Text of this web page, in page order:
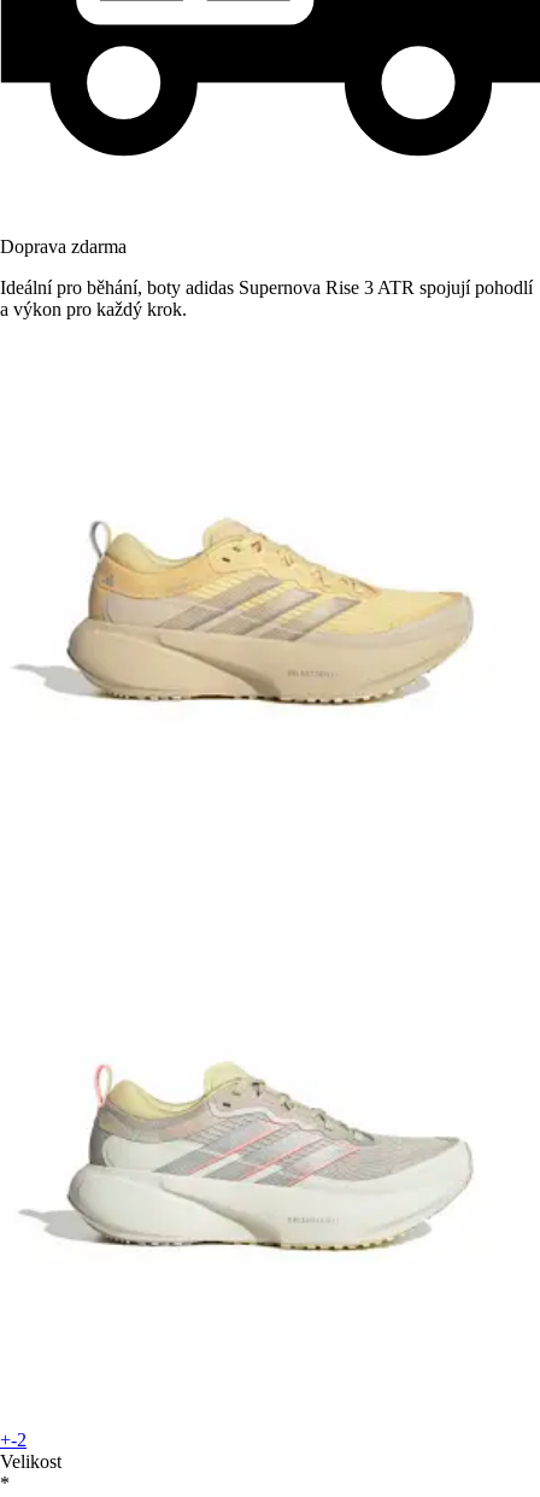
Doprava zdarma
Ideální pro běhání, boty adidas Supernova Rise 3 ATR spojují pohodlí
a výkon pro každý krok.
+-2
Velikost
*